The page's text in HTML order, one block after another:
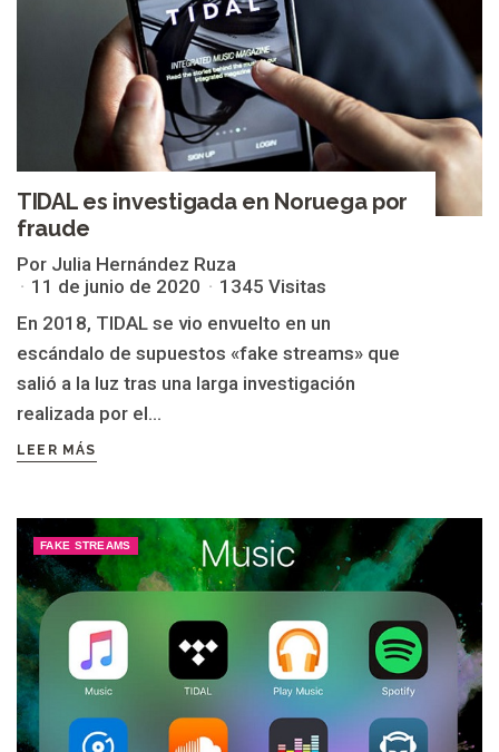
TIDAL es investigada en Noruega por
fraude
Por Julia Hernández Ruza
11 de junio de 2020
1345 Visitas
En 2018, TIDAL se vio envuelto en un
escándalo de supuestos «fake streams» que
salió a la luz tras una larga investigación
realizada por el...
LEER MÁS
FAKE STREAMS